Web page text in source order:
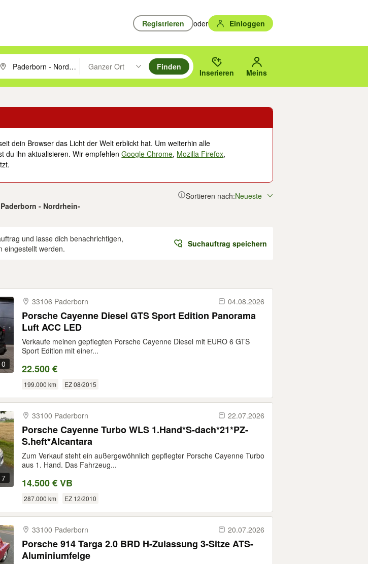
Registrieren oder Einloggen
mit den Pfeiltasten nach oben/unten durchsuchen und mit Eingabetaste auswählen.
PLZ oder Ort eingeben. Eingabetaste drücken um zu suchen, oder Vorschläge mit den Pfeiltasten nach oben/
Ganzer Ort
Suche im Umkreis des gewählten Orts oder PLZ.
Finden
Inserieren Meins
dein Browser das Licht der Welt erblickt hat. Um weiterhin alle
du ihn aktualisieren. Wir empfehlenGoogle Chrome, Mozilla Firefox,
- Nordrhein-
Sortieren nach:Neueste
und lasse dich benachrichtigen,
eingestellt werden.
Suchauftrag speichern
33106 Paderborn 04.08.2026
Porsche Cayenne Diesel GTS Sport Edition Panorama
Luft ACC LED
Verkaufe meinen gepflegten Porsche Cayenne Diesel mit EURO 6 GTS
Sport Edition mit einer...
22.500 €
199.000 km EZ 08/2015
33100 Paderborn 22.07.2026
Porsche Cayenne Turbo WLS 1.Hand*S-dach*21*PZ-
S.heft*Alcantara
Zum Verkauf steht ein außergewöhnlich gepflegter Porsche Cayenne Turbo
aus 1. Hand. Das Fahrzeug...
14.500 € VB
287.000 km EZ 12/2010
33100 Paderborn 20.07.2026
Porsche 914 Targa 2.0 BRD H-Zulassung 3-Sitze ATS-
Aluminiumfelge